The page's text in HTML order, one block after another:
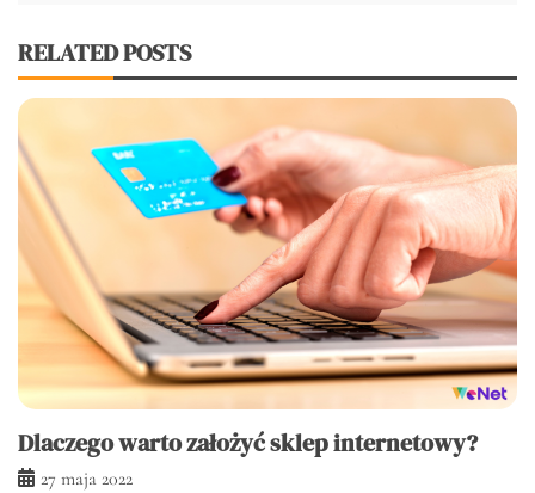
RELATED POSTS
Dlaczego warto założyć sklep internetowy?
27 maja 2022